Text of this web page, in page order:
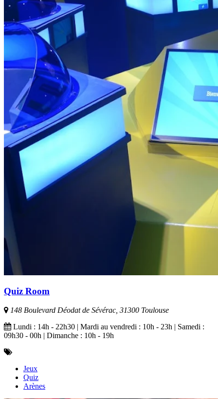
Quiz Room
148 Boulevard Déodat de Sévérac, 31300 Toulouse
Lundi : 14h - 22h30 | Mardi au vendredi : 10h - 23h | Samedi :
09h30 - 00h | Dimanche : 10h - 19h
Jeux
Quiz
Arènes